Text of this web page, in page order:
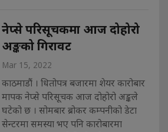
नेप्से परिसूचकमा आज दोहोरो
अङ्कको गिरावट
Mar 15, 2022
काठमाडौं । धितोपत्र बजारमा शेयर कारोबार
मापक नेप्से परिसूचक आज दोहोरो अङ्कले
घटेको छ । सोमबार ब्रोकर कम्पनीको डेटा
सेन्टरमा समस्या भए पनि कारोबारमा